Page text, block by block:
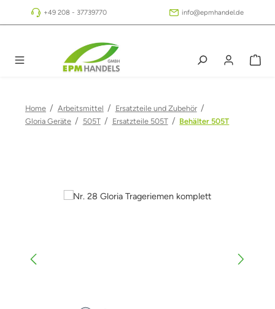
Zum Hauptinhalt springen
+49 208 - 37739770 info@epmhandel.de
Home / Arbeitsmittel / Ersatzteile und Zubehör /
Gloria Geräte / 505T / Ersatzteile 505T / Behälter 505T
Bildergalerie überspringen